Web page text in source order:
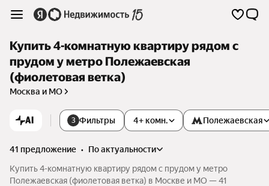
Купить 4-комнатную квартиру рядом с
прудом у метро Полежаевская
(фиолетовая ветка)
Москва и МО
AI 3 Фильтры 4+ комн. Полежаевская
41 предложение •
по актуальности
Купить 4-комнатную квартиру рядом с прудом у метро
Полежаевская (фиолетовая ветка) в Москве и МО — 41